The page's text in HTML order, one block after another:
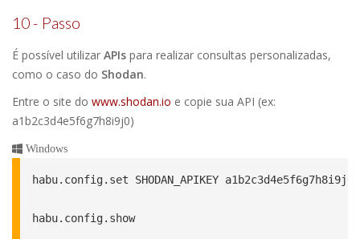
10 - Passo
É possível utilizar APIs para realizar consultas personalizadas,
como o caso do Shodan.
Entre o site do www.shodan.io e copie sua API (ex:
a1b2c3d4e5f6g7h8i9j0)
Windows
habu.config.set SHODAN_APIKEY a1b2c3d4e5f6g7h8i9j0
habu.config.show